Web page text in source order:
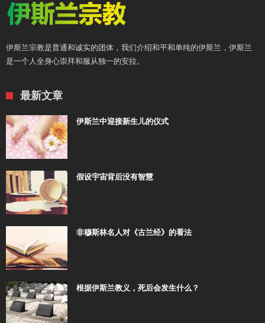
伊斯兰宗教是普通和诚实的团体，我们介绍和平和单纯的伊斯兰，伊斯兰
是一个人全身心崇拜和服从独一的安拉。
最新文章
伊斯兰中迎接新生儿的仪式
假设宇宙背后没有智慧
非穆斯林名人对《古兰经》的看法
根据伊斯兰教义，死后会发生什么？